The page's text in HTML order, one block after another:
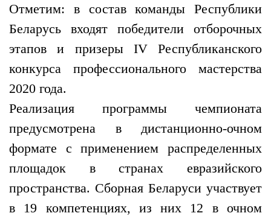
Отметим: в состав команды Республики
Беларусь входят победители отборочных
этапов и призеры IV Республиканского
конкурса профессионального мастерства
2020 года.
Реализация программы чемпионата
предусмотрена в дистанционно-очном
формате с применением распределенных
площадок в странах евразийского
пространства. Сборная Беларуси участвует
в 19 компетенциях, из них 12 в очном